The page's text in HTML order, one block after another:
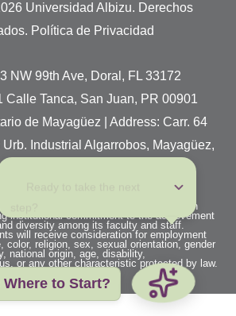
Universidad Albizu. Derechos
Política de Privacidad
NW 99th Ave, Doral, FL 33172
Calle Tanca, San Juan, PR 00901
de Mayagüez | Address: Carr. 64
Industrial Algarrobos, Mayagüez,
an Equal Opportunity / Affirmative Action
institutional commitment to the achievement
diversity among its faculty and staff.
will receive consideration for employment
color, religion, sex, sexual orientation, gender
national origin, age, disability,
or any other characteristic protected by law.
Where to Start?